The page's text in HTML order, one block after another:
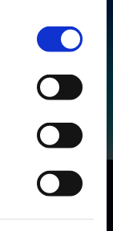
og alle